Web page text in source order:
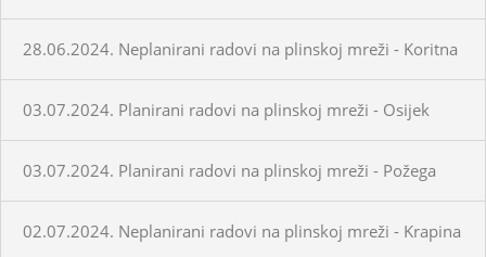
28.06.2024. Neplanirani radovi na plinskoj mreži - Koritna
03.07.2024. Planirani radovi na plinskoj mreži - Osijek
03.07.2024. Planirani radovi na plinskoj mreži - Požega
02.07.2024. Neplanirani radovi na plinskoj mreži - Krapina